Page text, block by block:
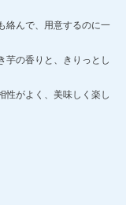
絡んで、用意するのに一
芋の香りと、きりっとし
性がよく、美味しく楽し